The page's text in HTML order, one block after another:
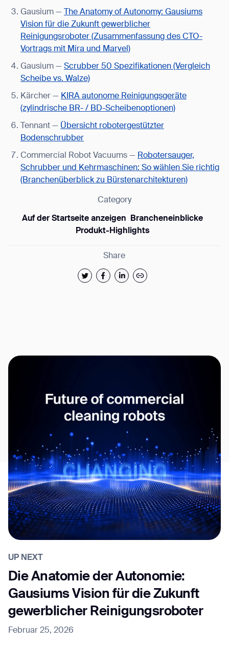
Gausium — The Anatomy of Autonomy: Gausiums
Vision für die Zukunft gewerblicher
Reinigungsroboter (Zusammenfassung des CTO-
Vortrags mit Mira und Marvel)
Gausium — Scrubber 50 Spezifikationen (Vergleich
Scheibe vs. Walze)
Kärcher — KIRA autonome Reinigungsgeräte
(zylindrische BR- / BD-Scheibenoptionen)
Tennant — Übersicht robotergestützter
Bodenschrubber
Commercial Robot Vacuums — Robotersauger,
Schrubber und Kehrmaschinen: So wählen Sie richtig
(Branchenüberblick zu Bürstenarchitekturen)
Category
Auf der Startseite anzeigen
Brancheneinblicke
Produkt-Highlights
Share
UP NEXT
Die Anatomie der Autonomie:
Gausiums Vision für die Zukunft
gewerblicher Reinigungsroboter
Februar 25, 2026